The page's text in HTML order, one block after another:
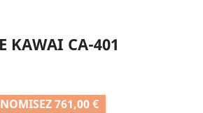
KAWAI CA-401
761,00 €